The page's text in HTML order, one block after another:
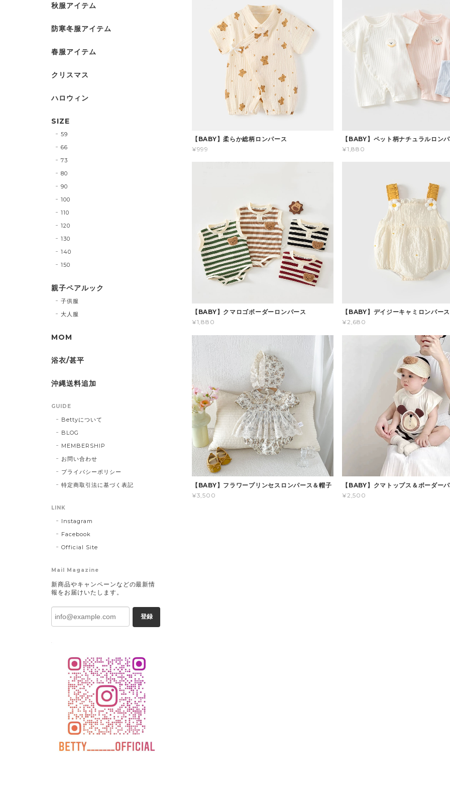
【BABY】柔らか総柄ロンパース
¥999
【BABY】ペット柄ナチュラルロン
¥1,880
【BABY】クマロゴボーダーロンパース
¥1,880
【BABY】デイジーキャミロンパース
¥2,680
【BABY】フラワープリンセスロンパース＆帽子
¥3,500
【BABY】クマトップス＆ボーダー
¥2,500
秋服アイテム
防寒冬服アイテム
春服アイテム
クリスマス
ハロウィン
SIZE
59
66
73
80
90
100
110
120
130
140
150
親子ペアルック
子供服
大人服
MOM
浴衣/甚平
沖縄送料追加
GUIDE
Bettyについて
BLOG
MEMBERSHIP
お問い合わせ
プライバシーポリシー
特定商取引法に基づく表記
LINK
Instagram
Facebook
Official Site
Mail Magazine
新商品やキャンペーンなどの最新情
報をお届けいたします。
登録